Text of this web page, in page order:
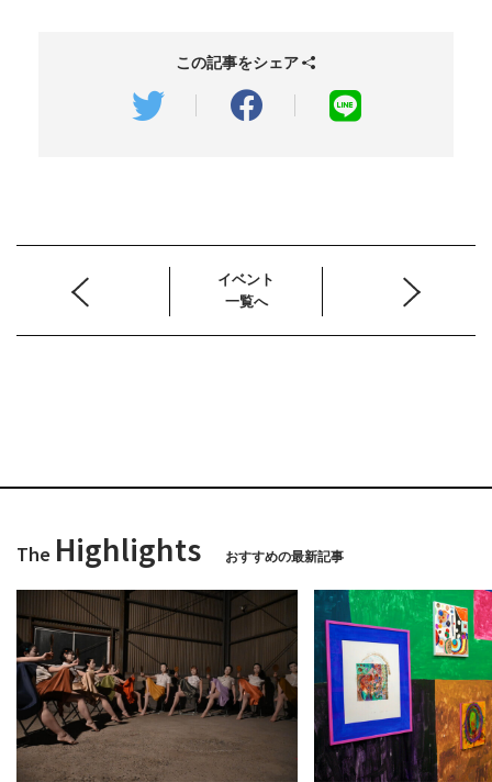
この記事をシェア
イベント
一覧へ
The Highlights おすすめの最新記事